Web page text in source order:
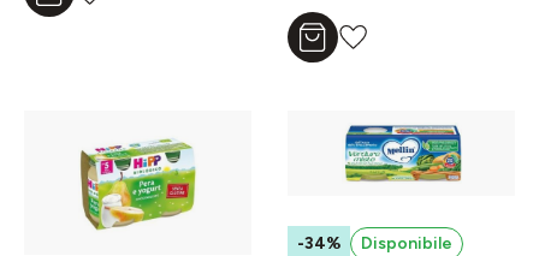
Aggiungi al carrello
-34%
Disponibile